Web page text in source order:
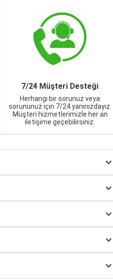
7/24 Müşteri Desteği
Herhangi bir sorunuz veya
sorununuz için 7/24 yanınızdayız.
Müşteri hizmetlerimizle her an
iletişime geçebilirsiniz.